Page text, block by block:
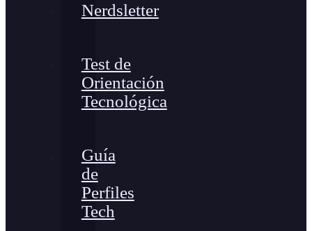
Nerdsletter
Test de
Orientación
Tecnológica
Guía
de
Perfiles
Tech